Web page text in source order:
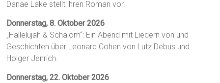
Danae Lake stellt ihren Roman vor.
Donnerstag, 8. Oktober 2026
„Hallelujah & Schalom“: Ein Abend mit Liedern von und
Geschichten über Leonard Cohen von Lutz Debus und
Holger Jenrich.
Donnerstag, 22. Oktober 2026